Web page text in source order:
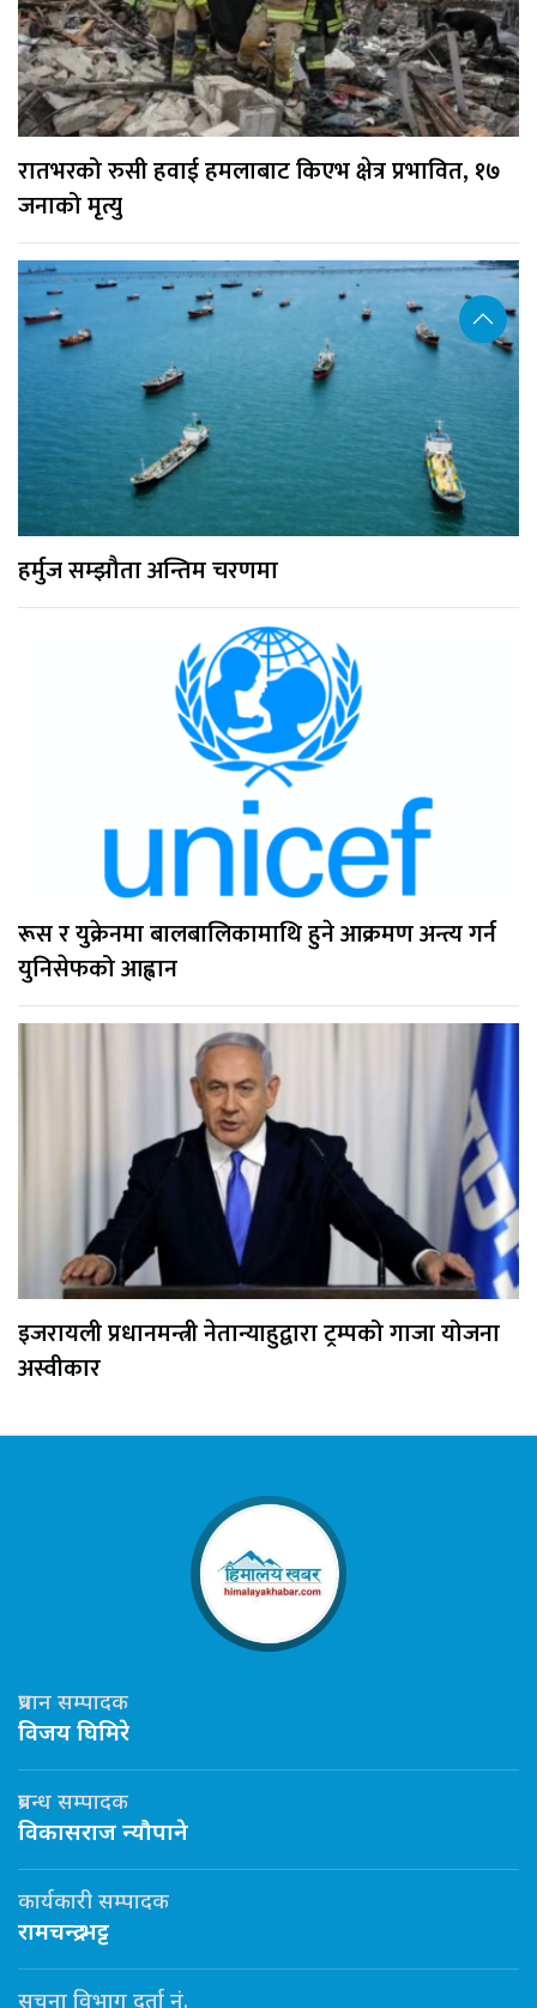
रातभरको रुसी हवाई हमलाबाट किएभ क्षेत्र प्रभावित, १७
जनाको मृत्यु
हर्मुज सम्झौता अन्तिम चरणमा
रूस र युक्रेनमा बालबालिकामाथि हुने आक्रमण अन्त्य गर्न
युनिसेफको आह्वान
इजरायली प्रधानमन्त्री नेतान्याहुद्वारा ट्रम्पको गाजा योजना
अस्वीकार
प्रधान सम्पादक
विजय घिमिरे
प्रबन्ध सम्पादक
विकासराज न्यौपाने
कार्यकारी सम्पादक
रामचन्द्र भट्ट